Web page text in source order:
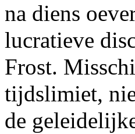
na diens
lucratieve
Frost.
tijdslimiet,
de